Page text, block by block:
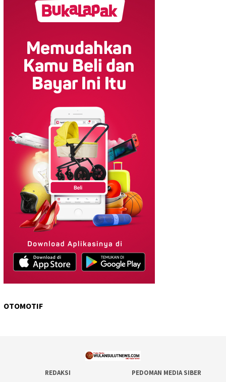
OTOMOTIF
REDAKSI PEDOMAN MEDIA SIBER